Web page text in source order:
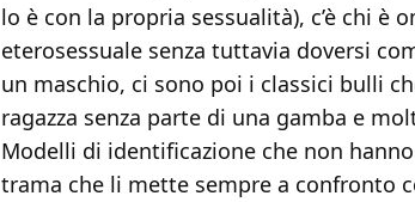
lo è con la propria sessualità), c’è chi è
eterosessuale senza tuttavia doversi
un maschio, ci sono poi i classici bulli
ragazza senza parte di una gamba e
Modelli di identificazione che non
trama che li mette sempre a confronto